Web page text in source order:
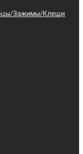
Зажимы/Клещи